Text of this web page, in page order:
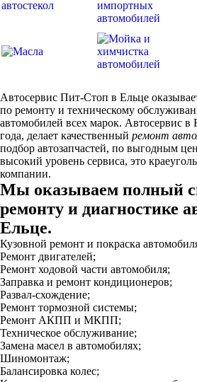
Автосервис Пит-Стоп в Ельце
по ремонту и техническому
автомобилей всех марок. Автосервис в
года, делает качественный ремонт
подбор автозапчастей, по выгодным
высокий уровень сервиса, это
компании.
Мы оказываем полный
ремонту и диагностике
Ельце.
Кузовной ремонт и покраска
Ремонт двигателей;
Ремонт ходовой части автомобиля;
Заправка и ремонт кондиционеров;
Развал-схождение;
Ремонт тормозной системы;
Ремонт АКПП и МКПП;
Техническое обслуживание;
Замена масел в автомобилях;
Шиномонтаж;
Балансировка колес;